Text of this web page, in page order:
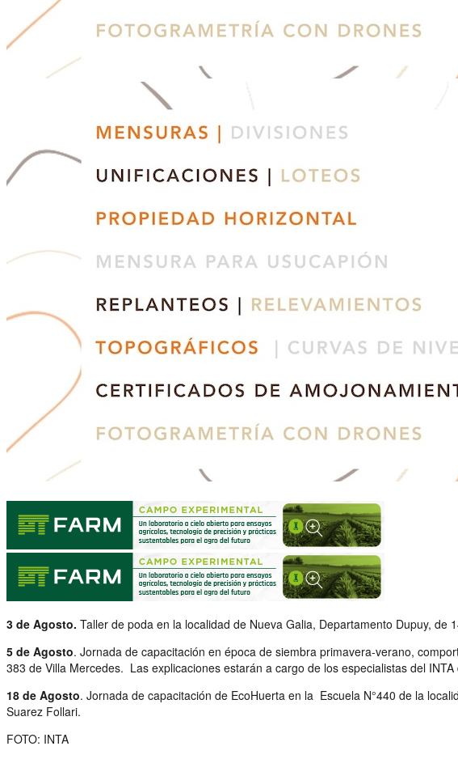
3 de Agosto. Taller de poda en la localidad de Nueva Galia, Departamento Dupuy,
5 de Agosto. Jornada de capacitación en época de siembra primavera-verano,
383 de Villa Mercedes. Las explicaciones estarán a cargo de los especialistas del
18 de Agosto. Jornada de capacitación de EcoHuerta en la Escuela N°440 de la
Suarez Follari.
FOTO: INTA